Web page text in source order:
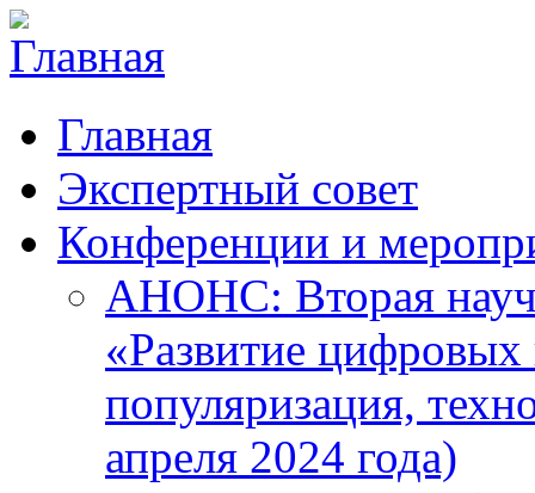
Главная
Экспертный совет
Конференции и
АНОНС: Вторая
«Развитие цифровых
популяризация,
апреля 2024 года)